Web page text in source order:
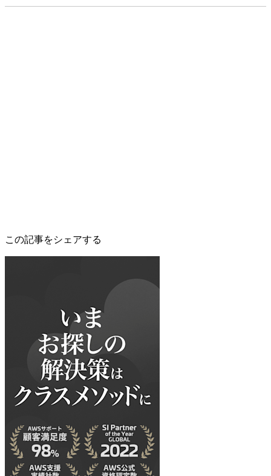
この記事をシェアする